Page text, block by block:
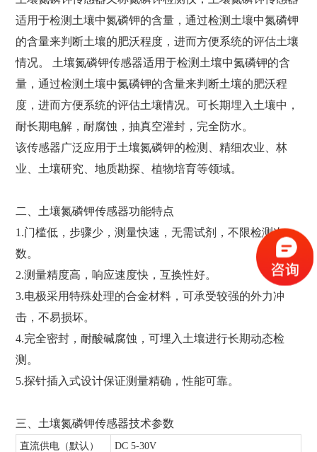
适用于检测土壤中氮磷钾的含量，通过检测土壤中氮磷钾
的含量来判断土壤的肥沃程度，进而方便系统的评估土壤
情况。 土壤氮磷钾传感器适用于检测土壤中氮磷钾的含
量，通过检测土壤中氮磷钾的含量来判断土壤的肥沃程
度，进而方便系统的评估土壤情况。可长期埋入土壤中，
耐长期电解，耐腐蚀，抽真空灌封，完全防水。
该传感器广泛应用于土壤氮磷钾的检测、精细农业、林
业、土壤研究、地质勘探、植物培育等领域。
二、土壤氮磷钾传感器功能特点
1.门槛低，步骤少，测量快速，无需试剂，不限检测次
数。
2.测量精度高，响应速度快，互换性好。
3.电极采用特殊处理的合金材料，可承受较强的外力冲
击，不易损坏。
4.完全密封，耐酸碱腐蚀，可埋入土壤进行长期动态检
测。
5.探针插入式设计保证测量精确，性能可靠。
三、土壤氮磷钾传感器技术参数
直流供电（默认） DC 5-30V